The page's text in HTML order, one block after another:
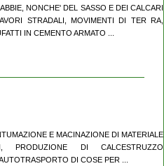
NONCHE' DEL SASSO E DEI CALCARI
STRADALI, MOVIMENTI DI TER RA,
IN CEMENTO ARMATO ...
E MACINAZIONE DI MATERIALE
PRODUZIONE DI CALCESTRUZZO
DI COSE PER ...